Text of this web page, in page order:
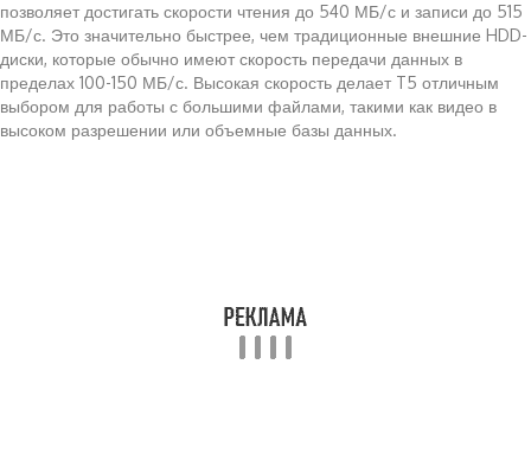
позволяет достигать скорости чтения до 540 МБ/с и записи до 515
МБ/с. Это значительно быстрее, чем традиционные внешние HDD-
диски, которые обычно имеют скорость передачи данных в
пределах 100-150 МБ/с. Высокая скорость делает T5 отличным
выбором для работы с большими файлами, такими как видео в
высоком разрешении или объемные базы данных.